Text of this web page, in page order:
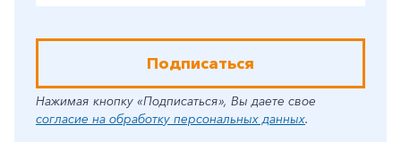
Подписаться
Нажимая кнопку «Подписаться», Вы даете свое
согласие на обработку персональных данных.